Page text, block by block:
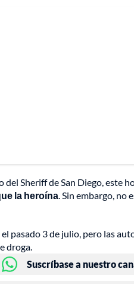
del Sheriff de San Diego, este
la heroína. Sin embargo, no
pasado 3 de julio, pero las
droga.
Suscríbase a nuestro